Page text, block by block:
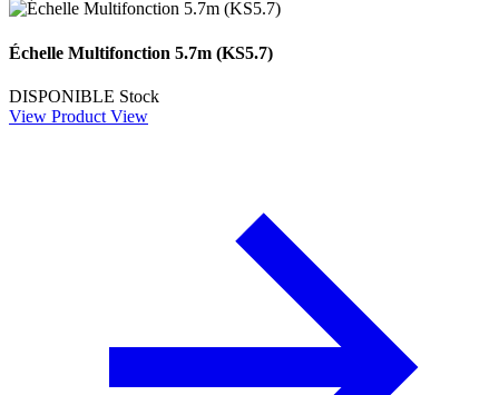
Échelle Multifonction 5.7m (KS5.7)
DISPONIBLE Stock
View Product View